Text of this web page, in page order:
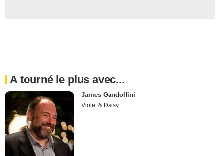
A tourné le plus avec...
James Gandolfini
Violet & Daisy